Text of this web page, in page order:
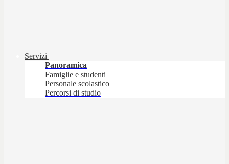
Servizi
Panoramica
Famiglie e studenti
Personale scolastico
Percorsi di studio